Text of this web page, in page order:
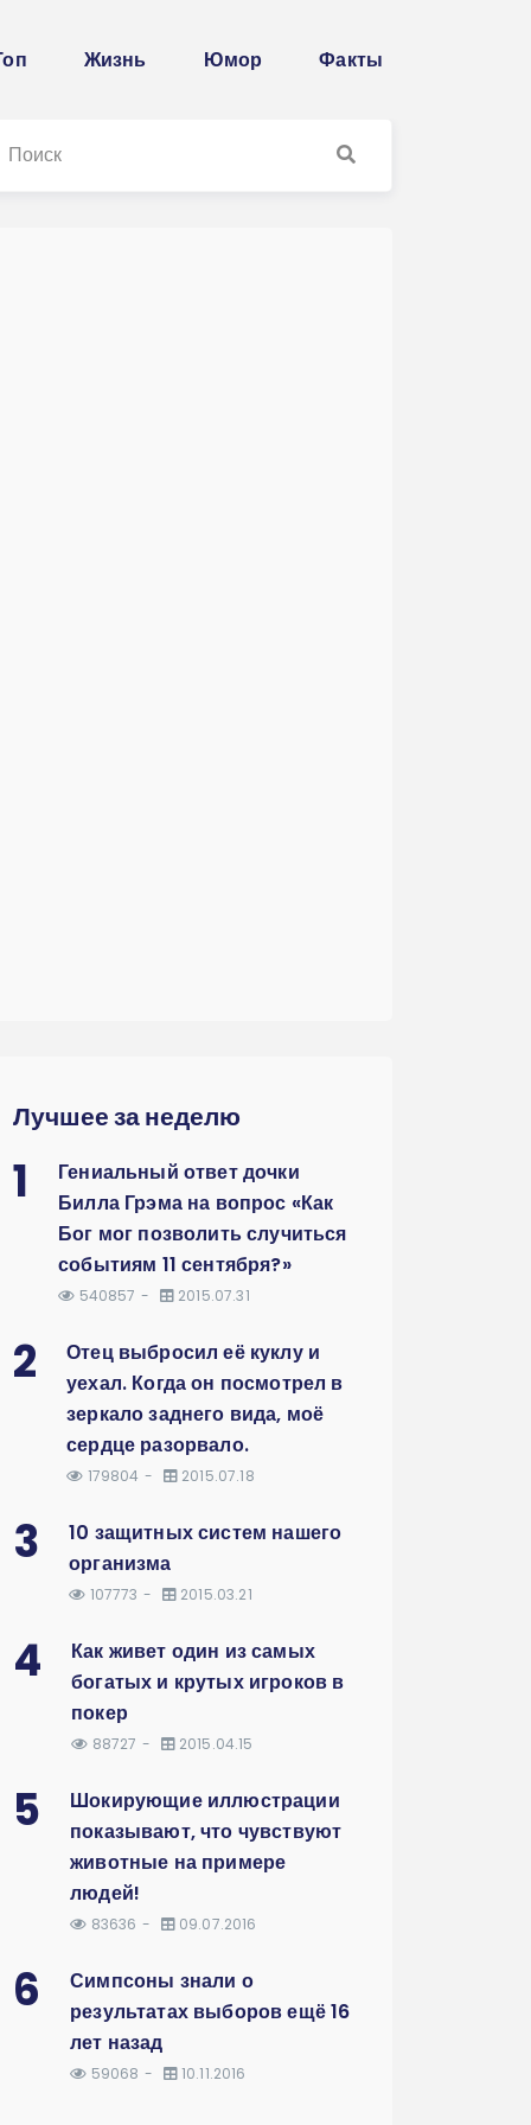
Жизнь Юмор Факты
Лучшее за неделю
1
Гениальный ответ дочки
Билла Грэма на вопрос «Как
Бог мог позволить случиться
событиям 11 сентября?»
540857 2015.07.31
2
Отец выбросил её куклу и
уехал. Когда он посмотрел в
зеркало заднего вида, моё
сердце разорвало.
179804 2015.07.18
3
10 защитных систем нашего
организма
107773 2015.03.21
4
Как живет один из самых
богатых и крутых игроков в
покер
88727 2015.04.15
5
Шокирующие иллюстрации
показывают, что чувствуют
животные на примере
людей!
83636 09.07.2016
6
Симпсоны знали о
результатах выборов ещё 16
лет назад
59068 10.11.2016